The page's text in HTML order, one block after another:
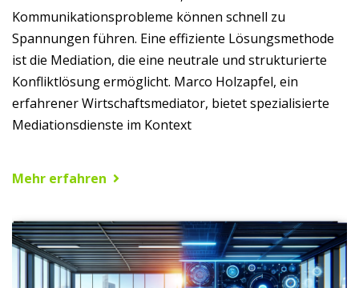
Kommunikationsprobleme können schnell zu
Spannungen führen. Eine effiziente Lösungsmethode
ist die Mediation, die eine neutrale und strukturierte
Konfliktlösung ermöglicht. Marco Holzapfel, ein
erfahrener Wirtschaftsmediator, bietet spezialisierte
Mediationsdienste im Kontext
Mehr erfahren